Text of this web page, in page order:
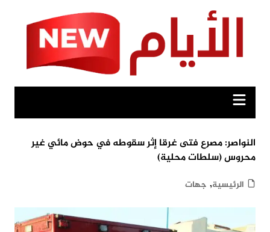
النواصر: مصرع فتى غرقا إثر سقوطه في حوض مائي غير
محروس (سلطات محلية)
الرئيسية, جهات